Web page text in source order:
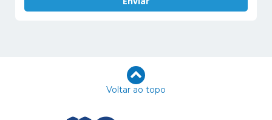
Voltar ao topo